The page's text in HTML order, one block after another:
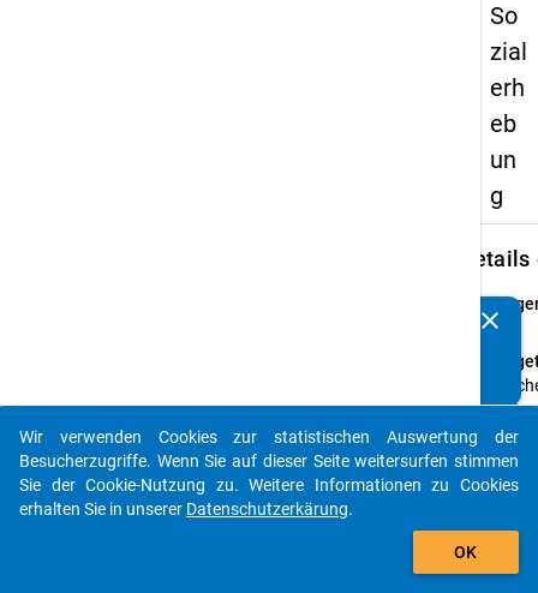
So
zial
erh
eb
un
g
Details
32
Sie in
12
Bitte
clear
auto_stories
add_shopping_cart
Wir verwenden Cookies zur statistischen Auswertung der
Besucherzugriffe. Wenn Sie auf dieser Seite weitersurfen stimmen
Sie der Cookie-Nutzung zu. Weitere Informationen zu Cookies
erhalten Sie in unserer Datenschutzerkärung.
OK